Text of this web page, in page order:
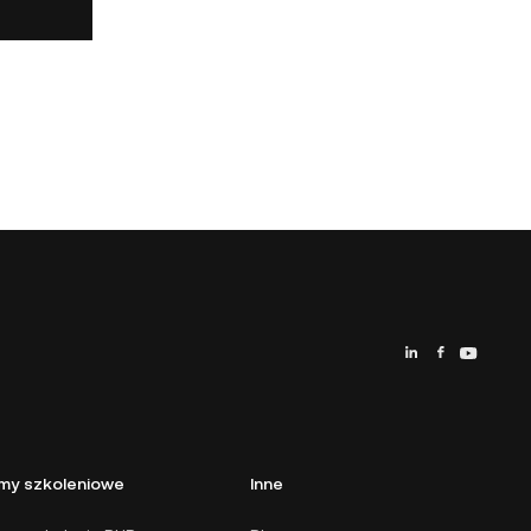
szkoleniowe Inne